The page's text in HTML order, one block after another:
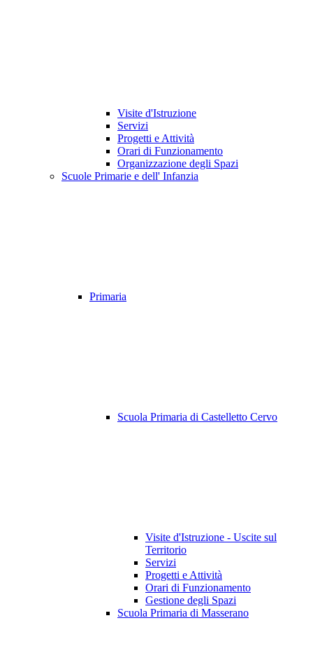
Visite d'Istruzione
Servizi
Progetti e Attività
Orari di Funzionamento
Organizzazione degli Spazi
Scuole Primarie e dell' Infanzia
Primaria
Scuola Primaria di Castelletto Cervo
Visite d'Istruzione - Uscite sul
Territorio
Servizi
Progetti e Attività
Orari di Funzionamento
Gestione degli Spazi
Scuola Primaria di Masserano